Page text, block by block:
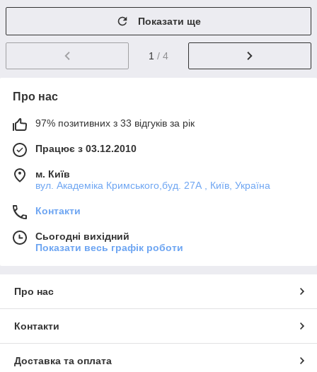
Показати ще
1 / 4
Про нас
97% позитивних з 33 відгуків за рік
Працює з 03.12.2010
м. Київ
вул. Академіка Кримського,буд. 27А , Київ, Україна
Контакти
Сьогодні вихідний
Показати весь графік роботи
Про нас
Контакти
Доставка та оплата